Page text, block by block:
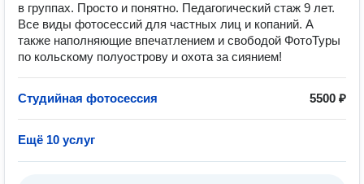
в группах. Просто и понятно. Педагогический стаж 9 лет.
Все виды фотосессий для частных лиц и копаний. А
также наполняющие впечатлением и свободой ФотоТуры
по кольскому полуострову и охота за сиянием!
Студийная фотосессия 5500 ₽
Ещё 10 услуг